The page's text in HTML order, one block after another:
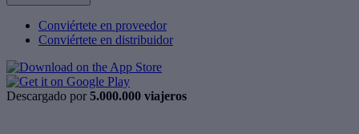
Conviértete en proveedor
Conviértete en distribuidor
Descargado por 5.000.000 viajeros